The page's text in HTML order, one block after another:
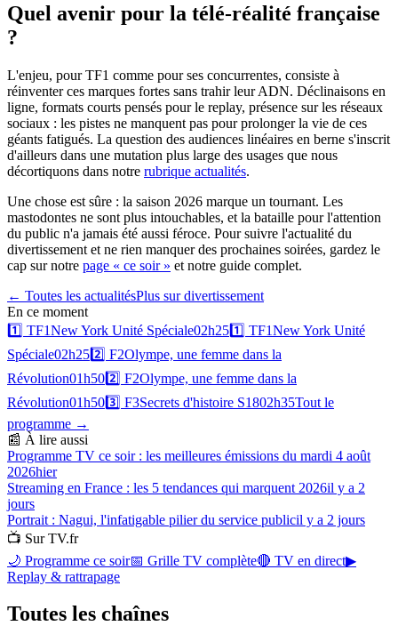
Quel avenir pour la télé-réalité française
?
L'enjeu, pour TF1 comme pour ses concurrentes, consiste à
réinventer ces marques fortes sans trahir leur ADN. Déclinaisons en
ligne, formats courts pensés pour le replay, présence sur les réseaux
sociaux : les pistes ne manquent pas pour prolonger la vie de ces
géants fatigués. La question des audiences linéaires en berne s'inscrit
d'ailleurs dans une mutation plus large des usages que nous
décortiquons dans notre rubrique actualités.
Une chose est sûre : la saison 2026 marque un tournant. Les
mastodontes ne sont plus intouchables, et la bataille pour l'attention
du public n'a jamais été aussi féroce. Pour suivre l'actualité du
divertissement et ne rien manquer des prochaines soirées, gardez le
cap sur notre page « ce soir » et notre guide complet.
← Toutes les actualitésPlus surdivertissement
En ce moment
1️⃣ TF1New York Unité Spéciale02h251️⃣ TF1New York Unité
Spéciale02h252️⃣ F2Olympe, une femme dans la
Révolution01h502️⃣ F2Olympe, une femme dans la
Révolution01h503️⃣ F3Secrets d'histoire S1802h35Tout le
programme →
📰 À lire aussi
Programme TV ce soir : les meilleures émissions du mardi 4 août
2026hier
Streaming en France : les 5 tendances qui marquent 2026il y a 2
jours
Portrait : Nagui, l'infatigable pilier du service publicil y a 2 jours
📺 Sur TV.fr
🌙 Programme ce soir📅 Grille TV complète🔴 TV en direct▶
Replay & rattrapage
Toutes les chaînes